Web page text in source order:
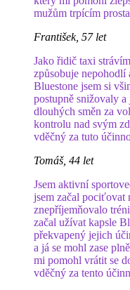
mužům trpícím
František, 57 let
Jako řidič taxi
způsobuje nepohodlí
Bluestone jsem si
postupně snižovaly
dlouhých směn za
kontrolu nad svým
vděčný za tuto
Tomáš, 44 let
Jsem aktivní
jsem začal pociťovat
znepříjemňovalo
začal užívat kapsle
překvapený jejich
a já se mohl zase
mi pomohl vrátit se
vděčný za tento